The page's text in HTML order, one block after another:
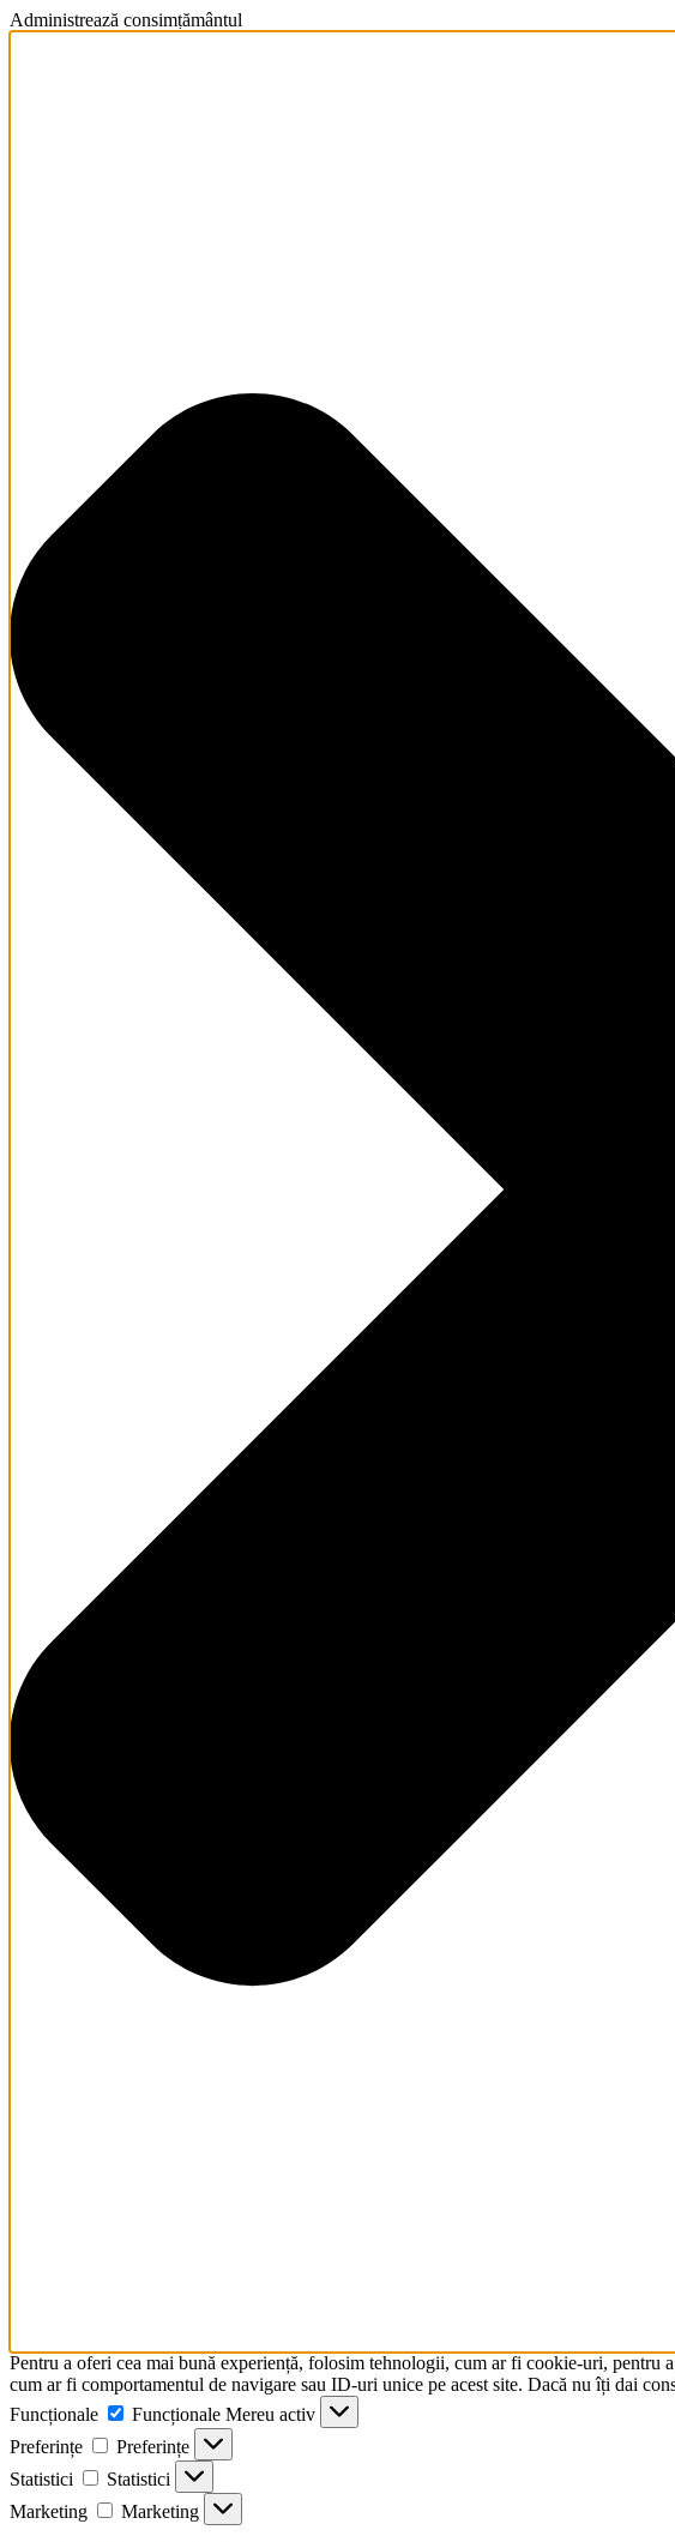
Administrează consimțământul
Pentru a oferi cea mai bună experiență, folosim tehnologii, cum ar fi cookie-uri, pentru
cum ar fi comportamentul de navigare sau ID-uri unice pe acest site. Dacă nu îți dai
Funcționale
Funcționale Mereu activ
Preferințe
Preferințe
Statistici
Statistici
Marketing
Marketing